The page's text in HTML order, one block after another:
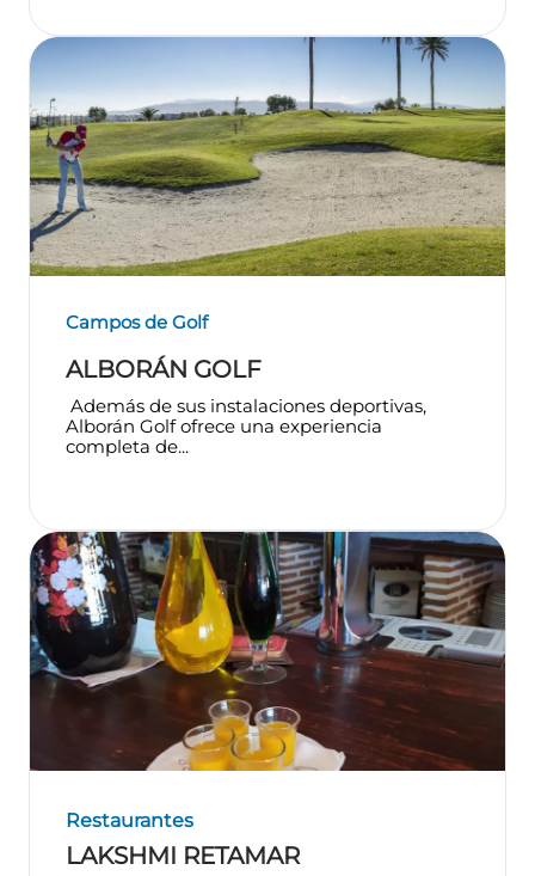
Campos de Golf
ALBORÁN GOLF
Además de sus instalaciones deportivas,
Alborán Golf ofrece una experiencia
completa de...
Restaurantes
LAKSHMI RETAMAR